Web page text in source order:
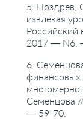
5. Ноздрев,
извлекая
Российский
2017 — N6.
6.
финансовых
Семенцова
— 59-70.